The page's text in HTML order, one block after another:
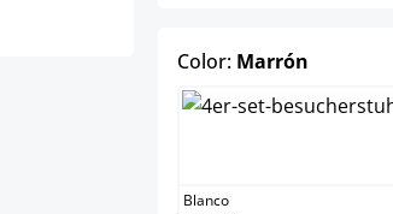
Color: Marrón
Blanco